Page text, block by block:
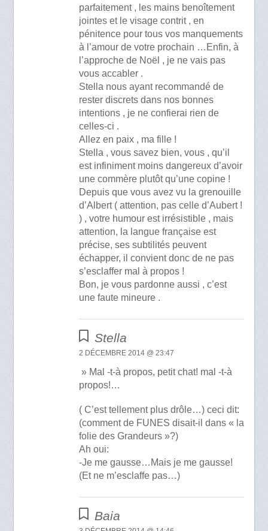
parfaitement , les mains benoîtement
jointes et le visage contrit , en
pénitence pour tous vos manquements
à l’amour de votre prochain …Enfin, à
l’approche de Noël , je ne vais pas
vous accabler .
Stella nous ayant recommandé de
rester discrets dans nos bonnes
intentions , je ne confierai rien de
celles-ci .
Allez en paix , ma fille !
Stella , vous savez bien, vous , qu’il
est infiniment moins dangereux d’avoir
une commère plutôt qu’une copine !
Depuis que vous avez vu la grenouille
d’Albert ( attention, pas celle d’Aubert !
) , votre humour est irrésistible , mais
attention, la langue française est
précise, ses subtilités peuvent
échapper, il convient donc de ne pas
s’esclaffer mal à propos !
Bon, je vous pardonne aussi , c’est
une faute mineure .
Stella
2 DÉCEMBRE 2014 @ 23:47
» Mal -t-à propos, petit chat! mal -t-à
propos!…
( C’est tellement plus drôle…) ceci dit:
(comment de FUNES disait-il dans « la
folie des Grandeurs »?)
Ah oui:
-Je me gausse…Mais je me gausse!
(Et ne m’esclaffe pas…)
Baia